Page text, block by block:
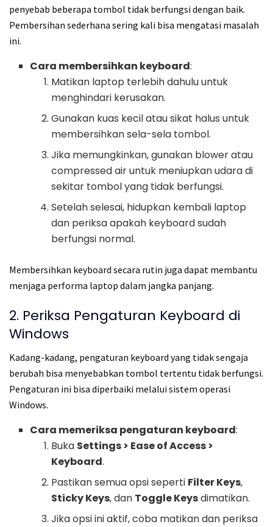
penyebab beberapa tombol tidak berfungsi dengan baik.
Pembersihan sederhana sering kali bisa mengatasi masalah
ini.
Cara membersihkan keyboard:
Matikan laptop terlebih dahulu untuk
menghindari kerusakan.
Gunakan kuas kecil atau sikat halus untuk
membersihkan sela-sela tombol.
Jika memungkinkan, gunakan blower atau
compressed air untuk meniupkan udara di
sekitar tombol yang tidak berfungsi.
Setelah selesai, hidupkan kembali laptop
dan periksa apakah keyboard sudah
berfungsi normal.
Membersihkan keyboard secara rutin juga dapat membantu
menjaga performa laptop dalam jangka panjang.
2. Periksa Pengaturan Keyboard di
Windows
Kadang-kadang, pengaturan keyboard yang tidak sengaja
berubah bisa menyebabkan tombol tertentu tidak berfungsi.
Pengaturan ini bisa diperbaiki melalui sistem operasi
Windows.
Cara memeriksa pengaturan keyboard:
Buka Settings > Ease of Access >
Keyboard.
Pastikan semua opsi seperti Filter Keys,
Sticky Keys, dan Toggle Keysdimatikan.
Jika opsi ini aktif, coba matikan dan periksa